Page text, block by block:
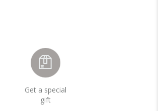
Get a special
gift